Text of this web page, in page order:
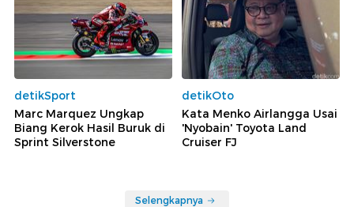
detikSport
Marc Marquez Ungkap
Biang Kerok Hasil Buruk di
Sprint Silverstone
detikOto
Kata Menko Airlangga Usai
'Nyobain' Toyota Land
Cruiser FJ
Selengkapnya